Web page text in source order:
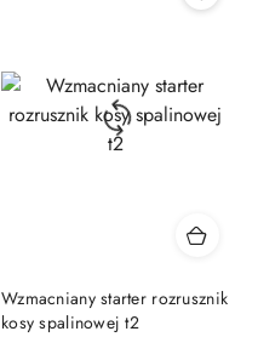
Wzmacniany starter rozrusznik
kosy spalinowej t2